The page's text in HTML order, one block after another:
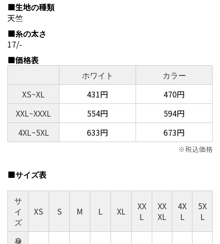
■生地の種類
天竺
■糸の太さ
17/-
■価格表
ホワイト
カラー
XS~XL
431円
470円
XXL~XXXL
554円
594円
4XL~5XL
633円 673円
税込価格
■サイズ表
サ
イ
ズ
XS S M L XL
XX
L
XX
XL
4X
L
5X
L
身